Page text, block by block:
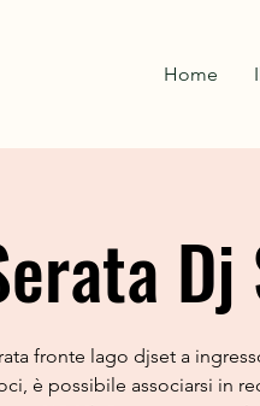
Home
Dj
fronte lago djset a
è possibile associarsi in